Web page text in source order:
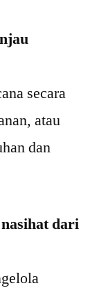
secara
atau
dan
dari